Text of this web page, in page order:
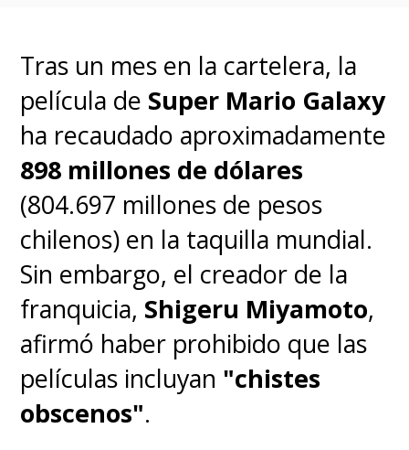
como la absoluta favorita en la
mayor cantidad de territorios.
Un resultado nada de
inesperado.
Le sigue "El Increíble Castillo
Vagabundo" como la más
popular en 19 países, mientras
que en el tercer lugar está "La
Princesa Mononoke" como la
favorita en 13 países.
Tras un mes en la cartelera, la
película de Super Mario Galaxy
ha recaudado aproximadamente
898 millones de dólares
(804.697 millones de pesos
chilenos) en la taquilla mundial.
Sin embargo, el creador de la
franquicia, Shigeru Miyamoto,
afirmó haber prohibido que las
películas incluyan "chistes
obscenos".